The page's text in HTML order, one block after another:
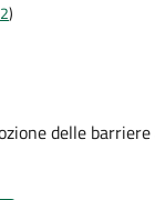
)
delle